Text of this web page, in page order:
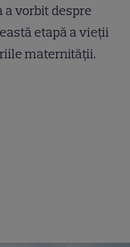
a vorbit despre
etapă a vieții
maternității.